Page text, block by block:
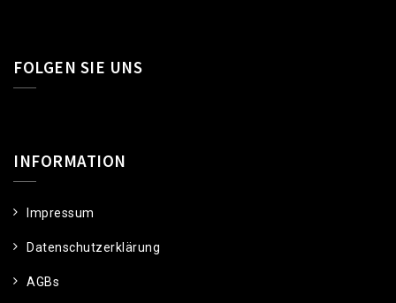
FOLGEN SIE UNS
INFORMATION
Impressum
Datenschutzerklärung
AGBs